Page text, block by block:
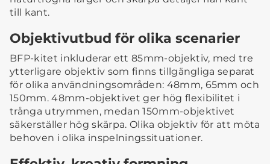
till kant.
Objektivutbud för olika scenarier
BFP-kitet inkluderar ett 85mm-objektiv, med tre
ytterligare objektiv som finns tillgängliga separat
för olika användningsområden: 48mm, 65mm och
150mm. 48mm-objektivet ger hög flexibilitet i
trånga utrymmen, medan 150mm-objektivet
säkerställer hög skärpa. Olika objektiv för att möta
behoven i olika inspelningssituationer.